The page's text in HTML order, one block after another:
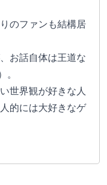
のファンも結構居
お話自体は王道な
世界観が好きな人
的には大好きなゲ